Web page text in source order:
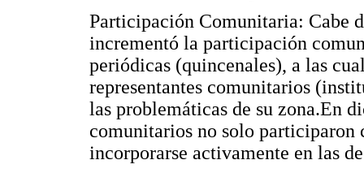
Participación Comunitaria: Cabe
incrementó la participación
periódicas (quincenales), a las
representantes comunitarios
las problemáticas de su zona.En
comunitarios no solo participaron
incorporarse activamente en las